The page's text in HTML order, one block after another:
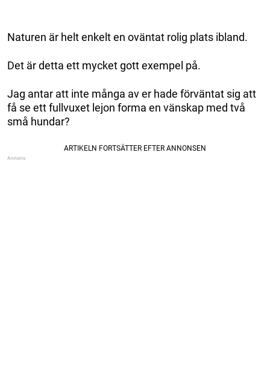
Naturen är helt enkelt en oväntat rolig plats ibland.
Det är detta ett mycket gott exempel på.
Jag antar att inte många av er hade förväntat sig att
få se ett fullvuxet lejon forma en vänskap med två
små hundar?